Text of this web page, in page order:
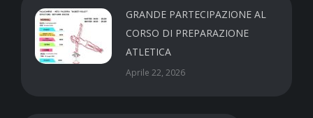
GRANDE PARTECIPAZIONE AL
CORSO DI PREPARAZIONE
ATLETICA
Aprile 22, 2026